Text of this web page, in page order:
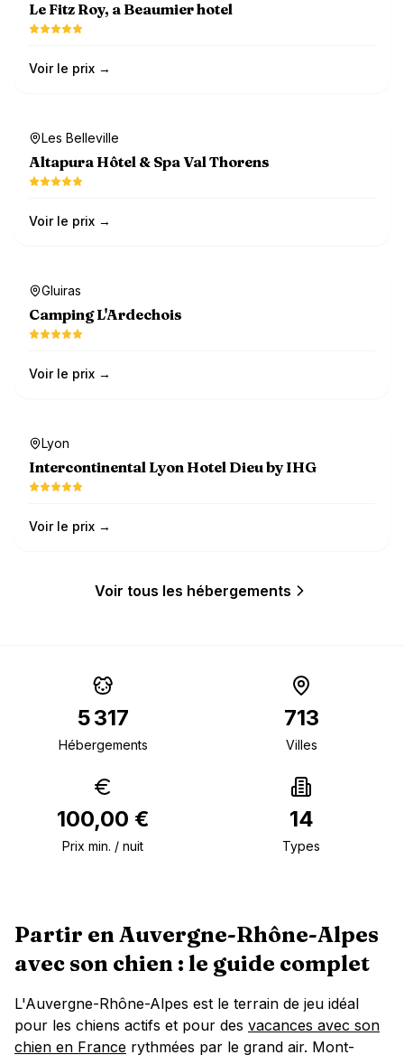
Le Fitz Roy, a Beaumier hotel
Voir le prix →
Dog-friendly
Les Belleville
Altapura Hôtel & Spa Val Thorens
Voir le prix →
Dog-friendly
Gluiras
Camping L'Ardechois
Voir le prix →
Dog-friendly
Lyon
Intercontinental Lyon Hotel Dieu by IHG
Voir le prix →
Voir tous les hébergements
5 317
Hébergements
713
Villes
100,00 €
Prix min. / nuit
14
Types
Partir en Auvergne-Rhône-Alpes
avec son chien : le guide complet
L'Auvergne-Rhône-Alpes est le terrain de jeu idéal
pour les chiens actifs et pour des vacances avec son
chien en France rythmées par le grand air. Mont-